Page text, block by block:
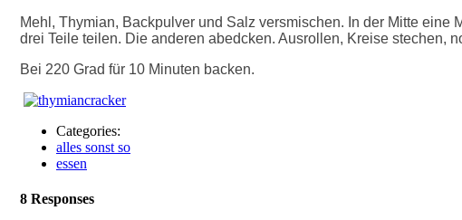
Mehl, Thymian, Backpulver und Salz versmischen. In der Mitte
drei Teile teilen. Die anderen abedcken. Ausrollen, Kreise stechen,
Bei 220 Grad für 10 Minuten backen.
Categories:
alles sonst so
essen
8 Responses